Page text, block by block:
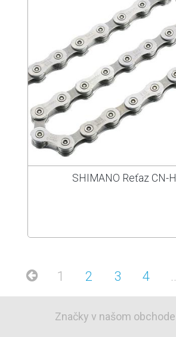
SHIMANO Reťaz CN-
1 2 3 4
Značky v našom